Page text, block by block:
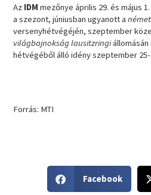
Az IDM mezőnye április 29. és május
a szezont, júniusban ugyanott a
versenyhétvégéjén, szeptember
világbajnokság lausitzringiállomásán
hétvégéből álló idény szeptember
Forrás: MTI
h
Facebook